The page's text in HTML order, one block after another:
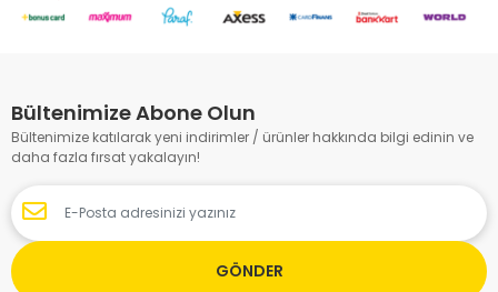
Bültenimize Abone Olun
Bültenimize katılarak yeni indirimler / ürünler hakkında bilgi edinin ve
daha fazla fırsat yakalayın!
GÖNDER